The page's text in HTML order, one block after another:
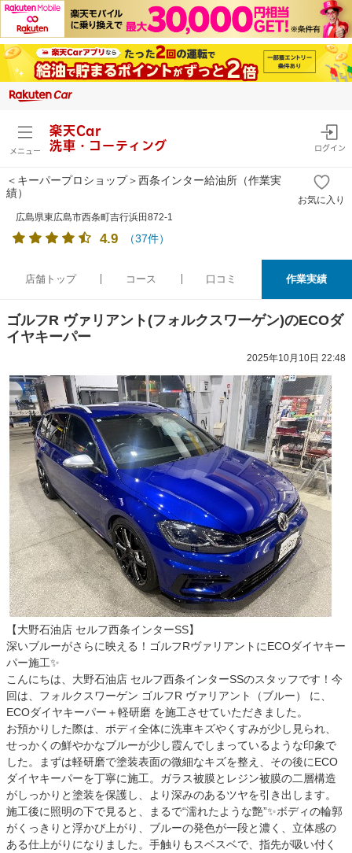
メニュー
楽天Car
洗車・コーティング
ログイン
＜キーパープロショップ＞西条インター給油所 （作業実
績）
お気に入り
広島県東広島市西条町吉行浜田872-1
4.9 （37件）
店舗トップ コース 口コミ 作業実績
ゴルフR ヴァリアント(フォルクスワーゲン)のECOダ
イヤキーパー
2025年10月10日 22:48
【大野石油店 セルフ西条インターSS】
深いブルーがさらに映える！ゴルフRヴァリアントにECOダイヤキー
パー施工✨
こんにちは、大野石油店 セルフ西条インターSSのスタッフです！今
回は、フォルクスワーゲン ゴルフR ヴァリアント（ブルー） に、
ECOダイヤキーパー＋軽研磨 を施工させていただきました。
お預かりした際は、ボディ全体に洗車キズやくすみが少し見られ、
せっかくの鮮やかなブルーが少し霞んでしまっているような印象で
した。まずは軽研磨で塗装表面の微細なキズを整え、その後にECO
ダイヤキーパーを丁寧に施工。ガラス被膜とレジン被膜の二層構造
がしっかりと塗装を保護し、より深みのあるツヤを引き出します。
施工後に照明の下で見ると、まるで“濡れたような艶”✨ボディの輪郭
がくっきりと浮かび上がり、ブルーの発色が一段と濃く、立体感の
ある仕上がりになりました。手触りもスベスベで、指先が吸い付く